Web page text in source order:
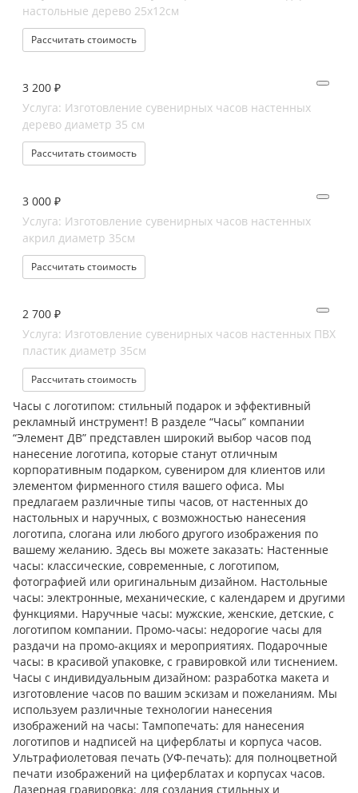
настольные дерево 25х12см
Рассчитать стоимость
3 200 ₽
Услуга: Изготовление сувенирных часов настенных
дерево диаметр 35 см
Рассчитать стоимость
3 000 ₽
Услуга: Изготовление сувенирных часов настенных
акрил диаметр 35см
Рассчитать стоимость
2 700 ₽
Услуга: Изготовление сувенирных часов настенных ПВХ
пластик диаметр 35см
Рассчитать стоимость
Часы с логотипом: стильный подарок и эффективный
рекламный инструмент! В разделе “Часы” компании
“Элемент ДВ” представлен широкий выбор часов под
нанесение логотипа, которые станут отличным
корпоративным подарком, сувениром для клиентов или
элементом фирменного стиля вашего офиса. Мы
предлагаем различные типы часов, от настенных до
настольных и наручных, с возможностью нанесения
логотипа, слогана или любого другого изображения по
вашему желанию. Здесь вы можете заказать: Настенные
часы: классические, современные, с логотипом,
фотографией или оригинальным дизайном. Настольные
часы: электронные, механические, с календарем и другими
функциями. Наручные часы: мужские, женские, детские, с
логотипом компании. Промо-часы: недорогие часы для
раздачи на промо-акциях и мероприятиях. Подарочные
часы: в красивой упаковке, с гравировкой или тиснением.
Часы с индивидуальным дизайном: разработка макета и
изготовление часов по вашим эскизам и пожеланиям. Мы
используем различные технологии нанесения
изображений на часы: Тампопечать: для нанесения
логотипов и надписей на циферблаты и корпуса часов.
Ультрафиолетовая печать (УФ-печать): для полноцветной
печати изображений на циферблатах и корпусах часов.
Лазерная гравировка: для создания стильных и